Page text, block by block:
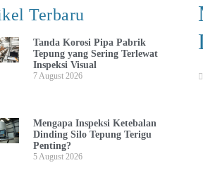
Terbaru
Tanda Korosi Pipa Pabrik
Tepung yang Sering Terlewat
Inspeksi Visual
7 August 2026
Mengapa Inspeksi Ketebalan
Dinding Silo Tepung Terigu
Penting?
5 August 2026